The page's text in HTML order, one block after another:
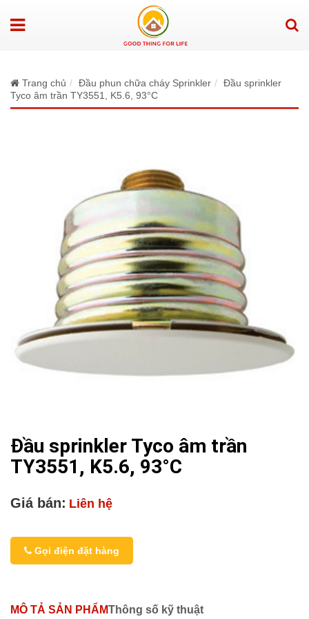
Trang chủ Đầu phun chữa cháy Sprinkler
Đầu sprinkler
Tyco âm trần TY3551, K5.6, 93°C
Đầu sprinkler Tyco âm trần
TY3551, K5.6, 93°C
Giá bán: Liên hệ
Gọi điện đặt hàng
MÔ TẢ SẢN PHẨMThông số kỹ thuật